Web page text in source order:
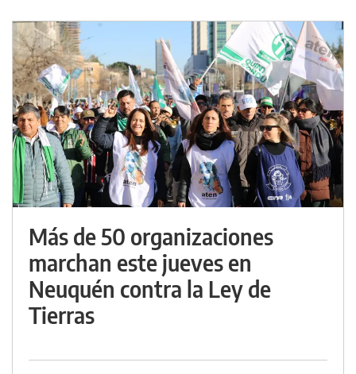
Más de 50 organizaciones
marchan este jueves en
Neuquén contra la Ley de
Tierras